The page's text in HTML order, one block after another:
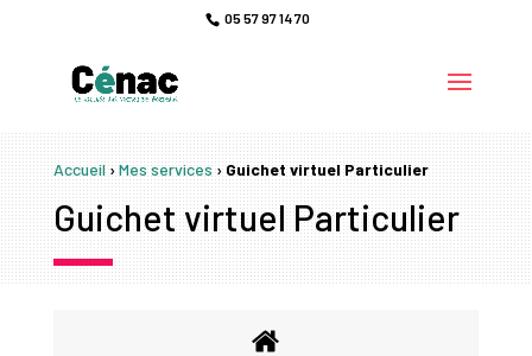
05 57 97 14 70
Accueil›Mes services›Guichet virtuel Particulier
Guichet virtuel Particulier